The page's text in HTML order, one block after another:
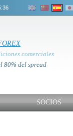
comerciales
80% del spread
SOCIOS